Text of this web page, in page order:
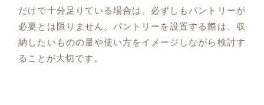
だけで十分足りている場合は、必ずしもパントリーが
必要とは限りません。パントリーを設置する際は、収
納したいものの量や使い方をイメージしながら検討す
ることが大切です。